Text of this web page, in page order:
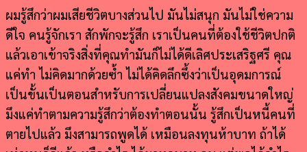
ผมรู้สึกว่าผมเสียชีวิตบางส่วนไป มันไม่สนุก มันไม่ใช่ความ
ดีใจ คนรู้จักเรา สักพักจะรู้สึก เราเป็นคนที่ต้องใช้ชีวิตปกติ
แล้วเอาเข้าจริงสิ่งที่คุณทำมันก็ไม่ได้ดีเลิศประเสริฐศรี คุณ
แค่ทำ ไม่คิดมากด้วยซ้ำ ไม่ได้คิดลึกซึ้งว่าเป็นอุดมการณ์
เป็นขั้นเป็นตอนสำหรับการเปลี่ยนแปลงสังคมขนาดใหญ่
มึงแค่ทำตามความรู้สึกว่าต้องทำตอนนั้น รู้สึกเป็นหนี้คนที่
ตายไปแล้ว มึงสามารถพูดได้ เหมือนลงทุนห้าบาท ถ้าได้